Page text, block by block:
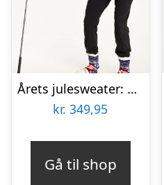
Årets julesweater: Santa’s Retirement Home – herre / mænd. Ugly Christmas Sweater lavet i Danmark
kr. 349,95
Gå til shop